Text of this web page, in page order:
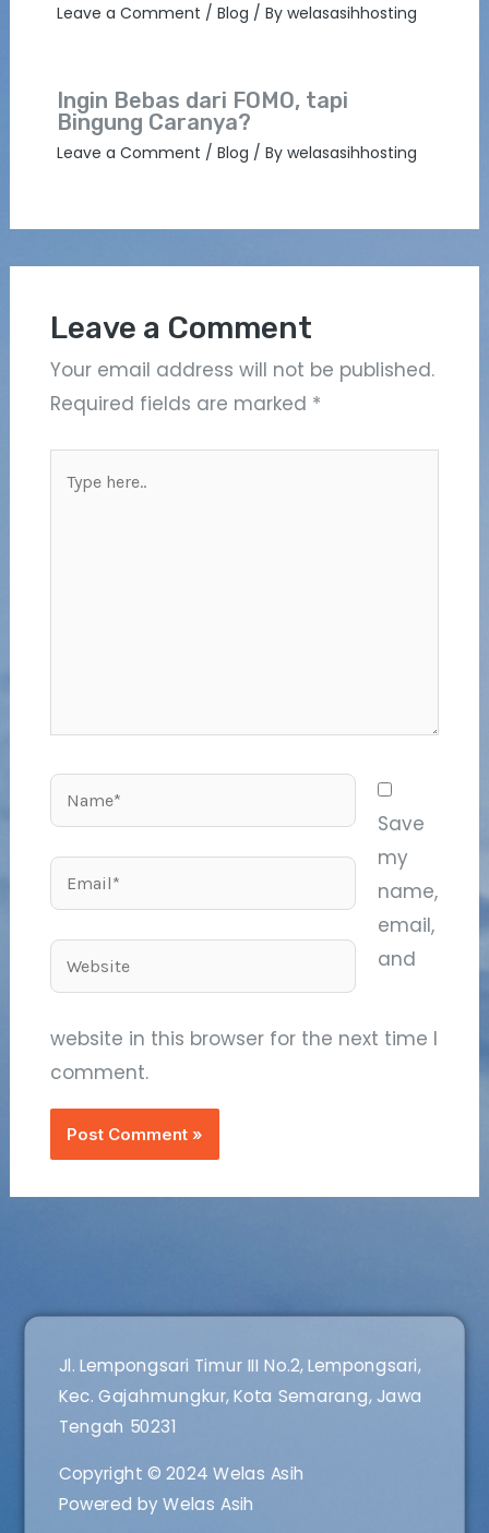
Leave a Comment / Blog / By welasasihhosting
Ingin Bebas dari FOMO, tapi
Bingung Caranya?
Leave a Comment / Blog / By welasasihhosting
Leave a Comment
Your email address will not be published.
Required fields are marked *
here..
Name*
Email*
Website
Save
my
name,
email,
and
website in this browser for the next time I
comment.
Jl. Lempongsari Timur III No.2, Lempongsari,
Kec. Gajahmungkur, Kota Semarang, Jawa
Tengah 50231
Copyright © 2024 Welas Asih
Powered by Welas Asih